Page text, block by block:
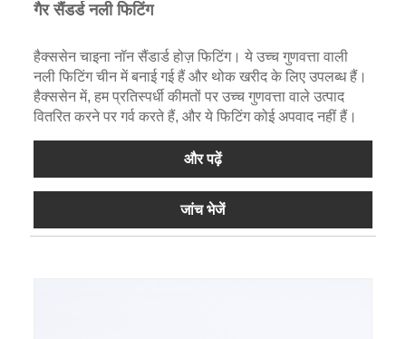
गैर सैंडर्ड नली फिटिंग
हैक्ससेन चाइना नॉन सैंडार्ड होज़ फिटिंग। ये उच्च गुणवत्ता वाली
नली फिटिंग चीन में बनाई गई हैं और थोक खरीद के लिए उपलब्ध हैं।
हैक्ससेन में, हम प्रतिस्पर्धी कीमतों पर उच्च गुणवत्ता वाले उत्पाद
वितरित करने पर गर्व करते हैं, और ये फिटिंग कोई अपवाद नहीं हैं।
और पढ़ें
जांच भेजें